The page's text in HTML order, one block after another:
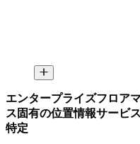
エンタープライズフロア
ス固有の位置情報サービ
特定